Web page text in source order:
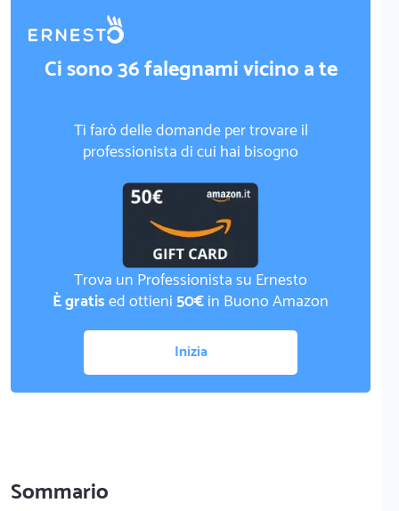
Ci sono 36 falegnami vicino a te
Ti farò delle domande per trovare il
professionista di cui hai bisogno
Trova un Professionista su Ernesto
È gratised ottieni50€in Buono Amazon
Inizia
Sommario